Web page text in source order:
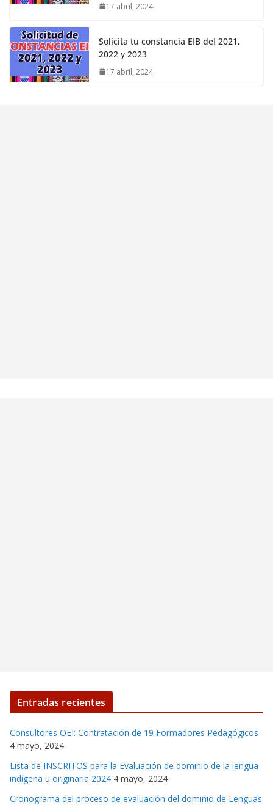
17 abril, 2024
Solicita tu constancia EIB del 2021,
2022 y 2023
17 abril, 2024
Entradas recientes
Consultores OEI: Contratación de 19 Formadores Pedagógicos
4 mayo, 2024
Lista de INSCRITOS para la Evaluación de dominio de la lengua
indígena u originaria 2024 4 mayo, 2024
Cronograma del proceso de evaluación del dominio de Lenguas